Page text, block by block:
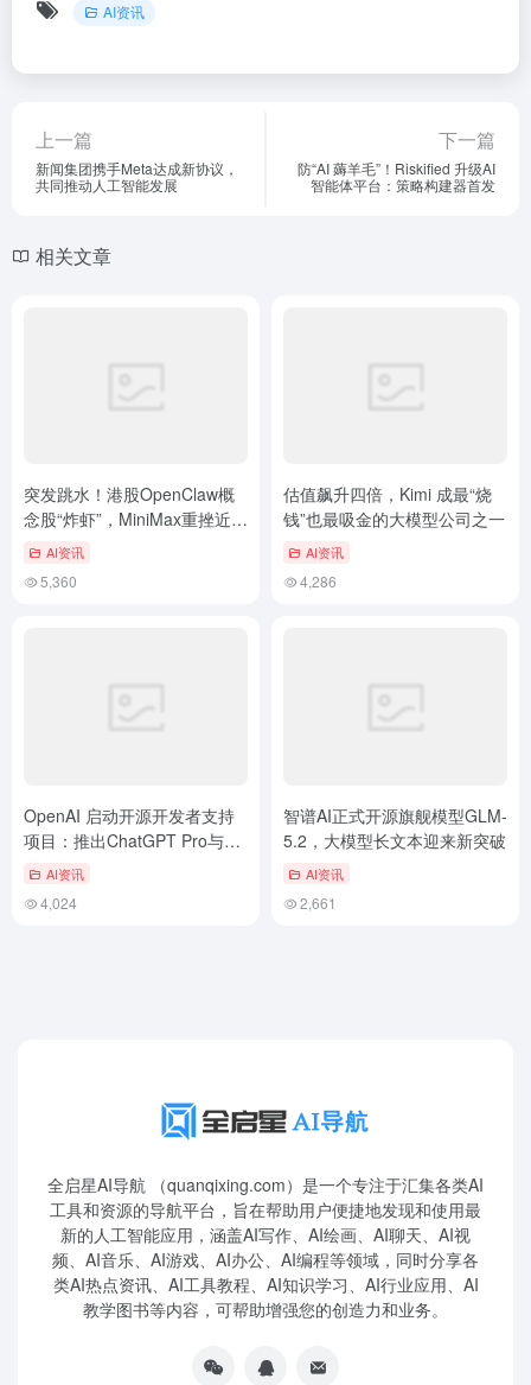
AI资讯
上一篇
新闻集团携手Meta达成新协议，
共同推动人工智能发展
下一篇
防“AI 薅羊毛”！Riskified 升级AI
智能体平台：策略构建器首发
相关文章
突发跳水！港股OpenClaw概
念股“炸虾”，MiniMax重挫近
9% AI资讯
5,360
估值飙升四倍，Kimi 成最“烧
钱”也最吸金的大模型公司之一
AI资讯
4,286
OpenAI 启动开源开发者支持
项目：推出ChatGPT Pro与
GPT-5.4驱动的Codex
Security权限
AI资讯
4,024
智谱AI正式开源旗舰模型GLM-
5.2，大模型长文本迎来新突破
AI资讯
2,661
全启星AI导航 （quanqixing.com）是一个专注于汇集各类AI
工具和资源的导航平台，旨在帮助用户便捷地发现和使用最
新的人工智能应用，涵盖AI写作、AI绘画、AI聊天、AI视
频、AI音乐、AI游戏、AI办公、AI编程等领域，同时分享各
类AI热点资讯、AI工具教程、AI知识学习、AI行业应用、AI
教学图书等内容，可帮助增强您的创造力和业务。